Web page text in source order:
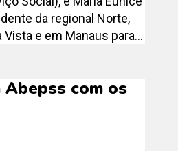
da regional Norte,
e em Manaus para...
com os